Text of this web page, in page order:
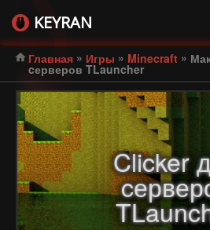
KEYRAN
Главная » Игры » Minecraft »
cерверов TLauncher
Clicker